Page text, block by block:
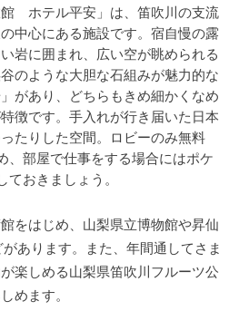
館 ホテル平安」は、笛吹川の支流
中心にある施設です。宿自慢の露
岩に囲まれ、広い空が眺められる
のような大胆な石組みが魅力的な
があり、どちらもきめ細かくなめ
徴です。手入れが行き届いた日本
たりした空間。ロビーのみ無料
、部屋で仕事をする場合にはポケ
おきましょう。
をはじめ、山梨県立博物館や昇仙
あります。また、年間通してさま
楽しめる山梨県笛吹川フルーツ公
めます。